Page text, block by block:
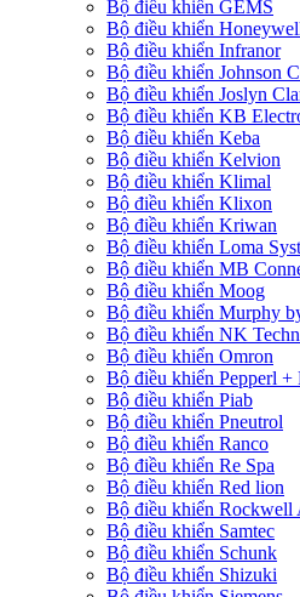
Bộ điều khiển GEMS
Bộ điều khiển
Bộ điều khiển Infranor
Bộ điều khiển Johnson
Bộ điều khiển Joslyn
Bộ điều khiển KB
Bộ điều khiển Keba
Bộ điều khiển Kelvion
Bộ điều khiển Klimal
Bộ điều khiển Klixon
Bộ điều khiển Kriwan
Bộ điều khiển Loma
Bộ điều khiển MB
Bộ điều khiển Moog
Bộ điều khiển Murphy
Bộ điều khiển NK
Bộ điều khiển Omron
Bộ điều khiển Pepperl +
Bộ điều khiển Piab
Bộ điều khiển Pneutrol
Bộ điều khiển Ranco
Bộ điều khiển Re Spa
Bộ điều khiển Red lion
Bộ điều khiển Rockwell
Bộ điều khiển Samtec
Bộ điều khiển Schunk
Bộ điều khiển Shizuki